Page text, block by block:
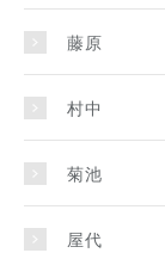
藤原
村中
菊池
屋代